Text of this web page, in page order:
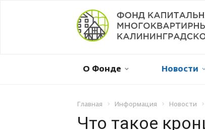
О Фонде Новости
Главная Информация Новости
Что такое